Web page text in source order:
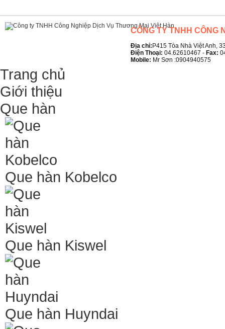
CÔNG TY TNHH CÔNG
Địa chỉ: P415 Tòa Nhà Việt Anh,
Điện Thoại: 04.62610467 - Fax:
Mobile: Mr Sơn :0904940575
Trang chủ
Giới thiệu
Que hàn
Que hàn Kobelco
Que hàn Kiswel
Que hàn Huyndai